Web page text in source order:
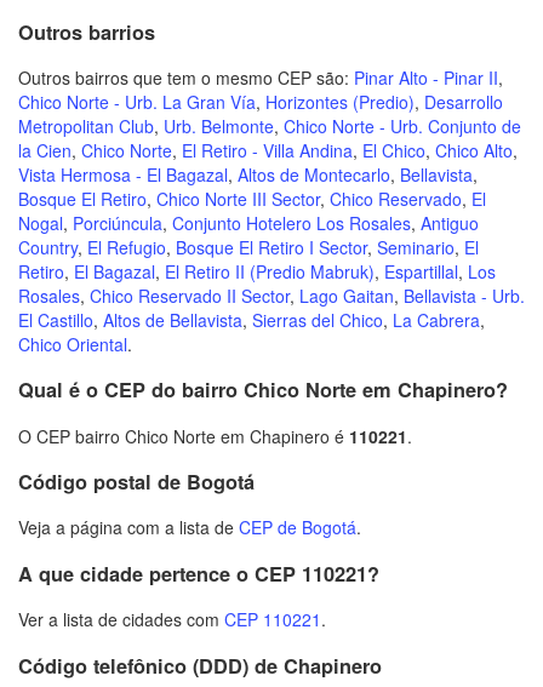
Outros barrios
Outros bairros que tem o mesmo CEP são: Pinar Alto - Pinar II,
Chico Norte - Urb. La Gran Vía, Horizontes (Predio), Desarrollo
Metropolitan Club, Urb. Belmonte, Chico Norte - Urb. Conjunto de
la Cien, Chico Norte, El Retiro - Villa Andina, El Chico, Chico Alto,
Vista Hermosa - El Bagazal, Altos de Montecarlo, Bellavista,
Bosque El Retiro, Chico Norte III Sector, Chico Reservado, El
Nogal, Porciúncula, Conjunto Hotelero Los Rosales, Antiguo
Country, El Refugio, Bosque El Retiro I Sector, Seminario, El
Retiro, El Bagazal, El Retiro II (Predio Mabruk), Espartillal, Los
Rosales, Chico Reservado II Sector, Lago Gaitan, Bellavista - Urb.
El Castillo, Altos de Bellavista, Sierras del Chico, La Cabrera,
Chico Oriental.
Qual é o CEP do bairro Chico Norte em Chapinero?
O CEP bairro Chico Norte em Chapinero é 110221.
Código postal de Bogotá
Veja a página com a lista de CEP de Bogotá.
A que cidade pertence o CEP 110221?
Ver a lista de cidades com CEP 110221 .
Código telefônico (DDD) de Chapinero